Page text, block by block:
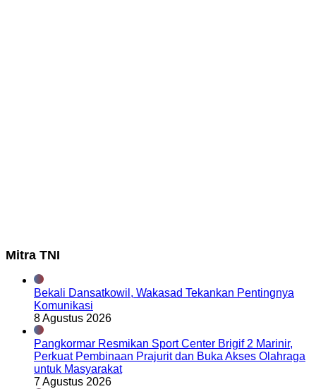
Mitra TNI
Bekali Dansatkowil, Wakasad Tekankan Pentingnya
Komunikasi
8 Agustus 2026
Pangkormar Resmikan Sport Center Brigif 2 Marinir,
Perkuat Pembinaan Prajurit dan Buka Akses Olahraga
untuk Masyarakat
7 Agustus 2026